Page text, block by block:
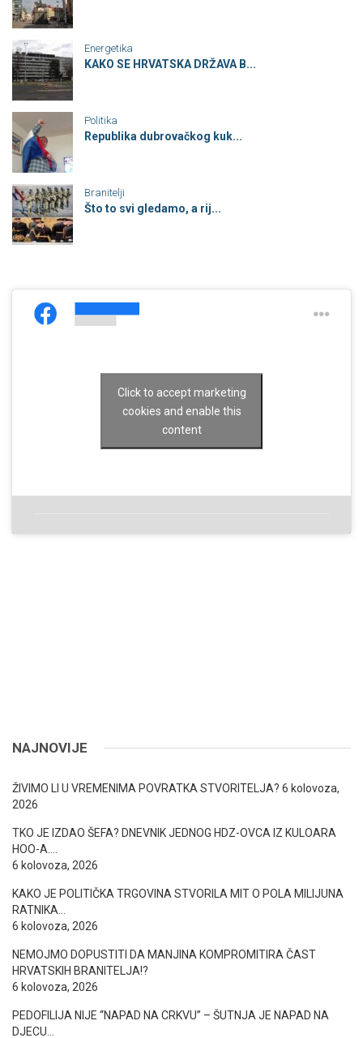
Energetika
KAKO SE HRVATSKA DRŽAVA B...
Politika
Republika dubrovačkog kuk...
Branitelji
Što to svi gledamo, a rij...
Click to accept marketing
cookies and enable this
content
NAJNOVIJE
ŽIVIMO LI U VREMENIMA POVRATKA STVORITELJA? 6 kolovoza,
2026
TKO JE IZDAO ŠEFA? DNEVNIK JEDNOG HDZ-OVCA IZ KULOARA
HOO-A….
6 kolovoza, 2026
KAKO JE POLITIČKA TRGOVINA STVORILA MIT O POLA MILIJUNA
RATNIKA…
6 kolovoza, 2026
NEMOJMO DOPUSTITI DA MANJINA KOMPROMITIRA ČAST
HRVATSKIH BRANITELJA!?
6 kolovoza, 2026
PEDOFILIJA NIJE “NAPAD NA CRKVU” – ŠUTNJA JE NAPAD NA
DJECU…